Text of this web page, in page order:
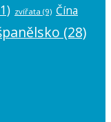
zvířata (9) Čína
(28)